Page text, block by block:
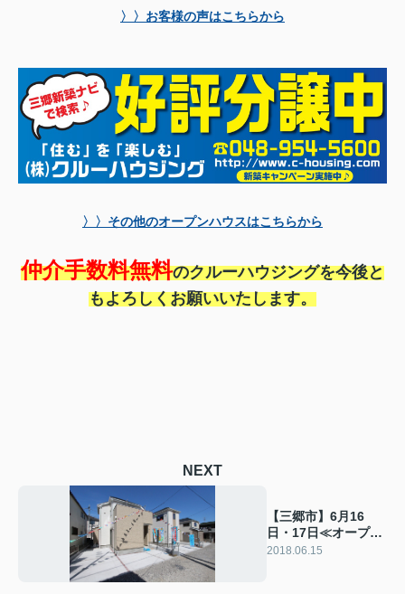
〉〉お客様の声はこちらから
〉〉その他のオープンハウスはこちらから
仲介手数料無料のクルーハウジングを今後と
もよろしくお願いいたします。
NEXT
【三郷市】6月16
日・17日≪オープン
ハウスはこちら≫
2018.06.15